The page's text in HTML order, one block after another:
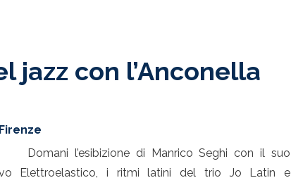
jazz con l’Anconella
Domani l’esibizione di Manrico Seghi con il suo
Elettroelastico, i ritmi latini del trio Jo Latin e